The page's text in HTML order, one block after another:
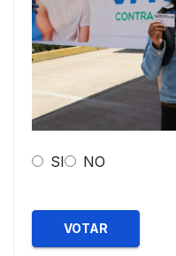
SI NO
VOTAR